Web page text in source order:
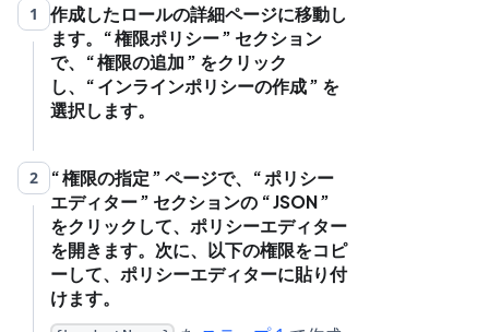
1
作成したロールの詳細ページに移動し
ます。
権限ポリシー
セクション
で、
権限の追加
をクリック
し、
インラインポリシーの作成
を
選択します。
2 権限の指定 ページで、
ポリシー
エディター
セクションの
JSON
をクリックして、ポリシーエディター
を開きます。次に、以下の権限をコピ
ーして、ポリシーエディターに貼り付
けます。